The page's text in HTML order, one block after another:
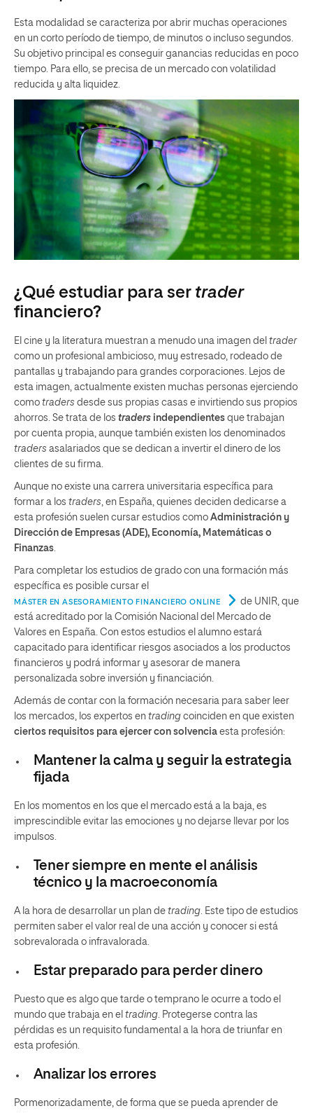
Esta modalidad se caracteriza por abrir muchas operaciones
en un corto período de tiempo, de minutos o incluso segundos.
Su objetivo principal es conseguir ganancias reducidas en poco
tiempo. Para ello, se precisa de un mercado con volatilidad
reducida y alta liquidez.
¿Qué estudiar para sertrader
financiero?
El cine y la literatura muestran a menudo una imagen del trader
como un profesional ambicioso, muy estresado, rodeado de
pantallas y trabajando para grandes corporaciones. Lejos de
esta imagen, actualmente existen muchas personas ejerciendo
como traders desde sus propias casas e invirtiendo sus propios
ahorros. Se trata de los traders independientes que trabajan
por cuenta propia, aunque también existen los denominados
traders asalariados que se dedican a invertir el dinero de los
clientes de su firma.
Aunque no existe una carrera universitaria específica para
formar a los traders, en España, quienes deciden dedicarse a
esta profesión suelen cursar estudios como Administración y
Dirección de Empresas (ADE), Economía, Matemáticas o
Finanzas.
Para completar los estudios de grado con una formación más
específica es posible cursar el
MÁSTER EN ASESORAMIENTO FINANCIERO ONLINE
de UNIR, que
está acreditado por la Comisión Nacional del Mercado de
Valores en España. Con estos estudios el alumno estará
capacitado para identificar riesgos asociados a los productos
financieros y podrá informar y asesorar de manera
personalizada sobre inversión y financiación.
Además de contar con la formación necesaria para saber leer
los mercados, los expertos en trading coinciden en que existen
ciertos requisitos para ejercer con solvencia esta profesión:
Mantener la calma y seguir la estrategia
fijada
En los momentos en los que el mercado está a la baja, es
imprescindible evitar las emociones y no dejarse llevar por los
impulsos.
Tener siempre en mente el análisis
técnico y la macroeconomía
A la hora de desarrollar un plan de trading. Este tipo de estudios
permiten saber el valor real de una acción y conocer si está
sobrevalorada o infravalorada.
Estar preparado para perder dinero
Puesto que es algo que tarde o temprano le ocurre a todo el
mundo que trabaja en el trading. Protegerse contra las
pérdidas es un requisito fundamental a la hora de triunfar en
esta profesión.
Analizar los errores
Pormenorizadamente, de forma que se pueda aprender de